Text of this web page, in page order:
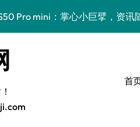
Pro mini：掌心小巨擘，资讯
Z Fold7抢先探秘，手机管
S26来袭！创新科技亮点，
颜值封神！定制主题潮爆了
首